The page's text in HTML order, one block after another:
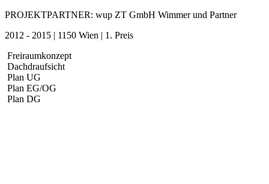
PROJEKTPARTNER: wup ZT GmbH Wimmer und Partner
2012 - 2015 | 1150 Wien | 1. Preis
Freiraumkonzept
Dachdraufsicht
Plan UG
Plan EG/OG
Plan DG